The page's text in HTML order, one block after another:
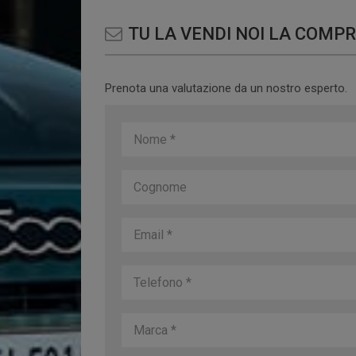
TU LA VENDI NOI LA
Prenota una valutazione da un nostro esperto.